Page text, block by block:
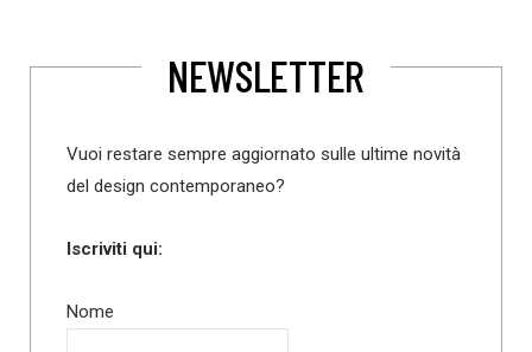
NEWSLETTER
Vuoi restare sempre aggiornato sulle ultime novità
del design contemporaneo?
Iscriviti qui:
Nome